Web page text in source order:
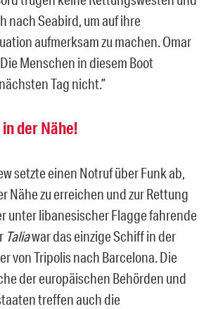
nach Seabird, um auf ihre
aufmerksam zu machen. Omar
Menschen in diesem Boot
Tag nicht.”
der Nähe!
setzte einen Notruf über Funk ab,
Nähe zu erreichen und zur Rettung
unter libanesischer Flagge fahrende
Taliawar das einzige Schiff in der
von Tripolis nach Barcelona. Die
der europäischen Behörden und
treffen auch die